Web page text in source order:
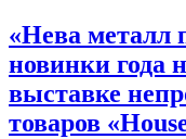
«Нева металл
новинки года
выставке
товаров